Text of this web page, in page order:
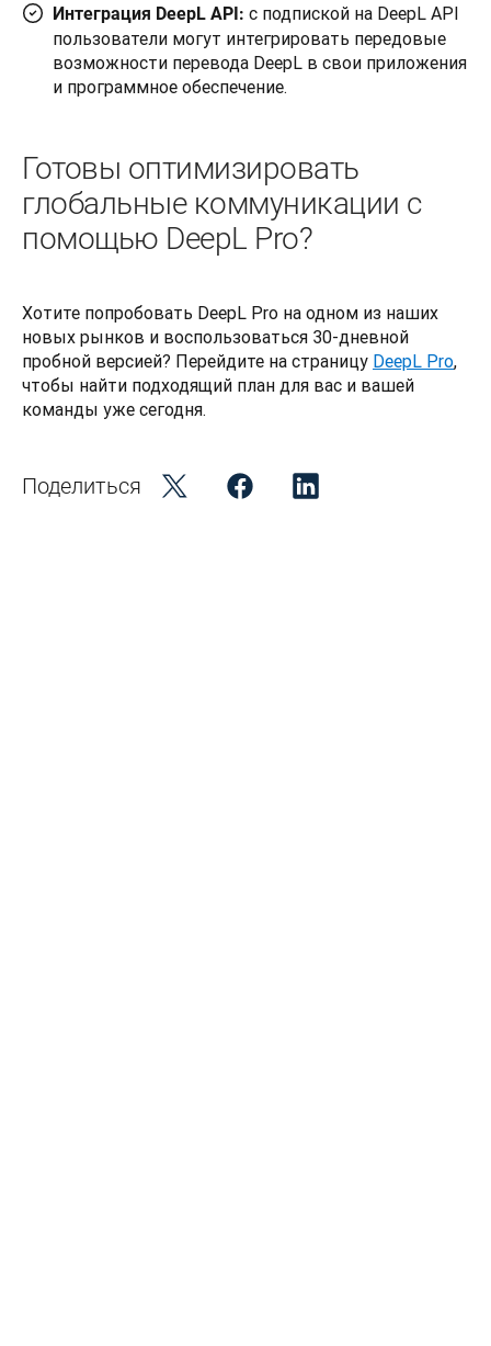
Интеграция DeepL API: с подпиской на DeepL API
пользователи могут интегрировать передовые
возможности перевода DeepL в свои приложения
и программное обеспечение.
Готовы оптимизировать
глобальные коммуникации с
помощью DeepL Pro?
Хотите попробовать DeepL Pro на одном из наших
новых рынков и воспользоваться 30-дневной
пробной версией? Перейдите на страницу DeepL Pro,
чтобы найти подходящий план для вас и вашей
команды уже сегодня.
Поделиться